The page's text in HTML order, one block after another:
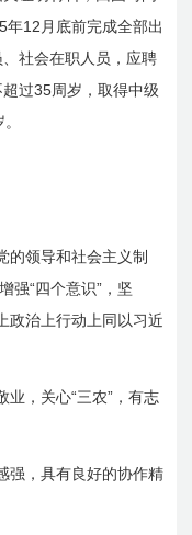
年12 月底前完成全部出
社会在职人员，应聘
超过35周岁，取得中级
的领导和社会主义制
强“四个意识” ，坚
政治上行动上同以习近
业，关心“三农” ，有志
强，具有良好的协作精